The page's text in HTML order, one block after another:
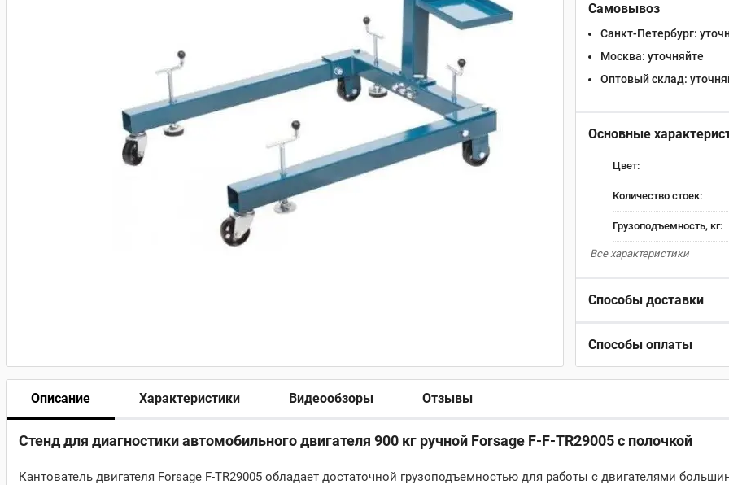
Самовывоз
Санкт-Петербург:
Москва: уточняйте
Оптовый склад:
Основные
Цвет:
Количество стоек:
Грузоподъемность, кг:
Все характеристики
Способы доставки
Способы оплаты
Описание Характеристики Видеообзоры Отзывы
Стенд для диагностики автомобильного двигателя 900 кг ручной Forsage F-F-TR29005 с полочкой
Кантователь двигателя Forsage F-TR29005 обладает достаточной грузоподъемностью для работы с двигателями